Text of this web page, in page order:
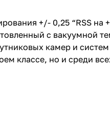
+/- 0,25 “RSS на
с вакуумной
камер и
классе, но и среди